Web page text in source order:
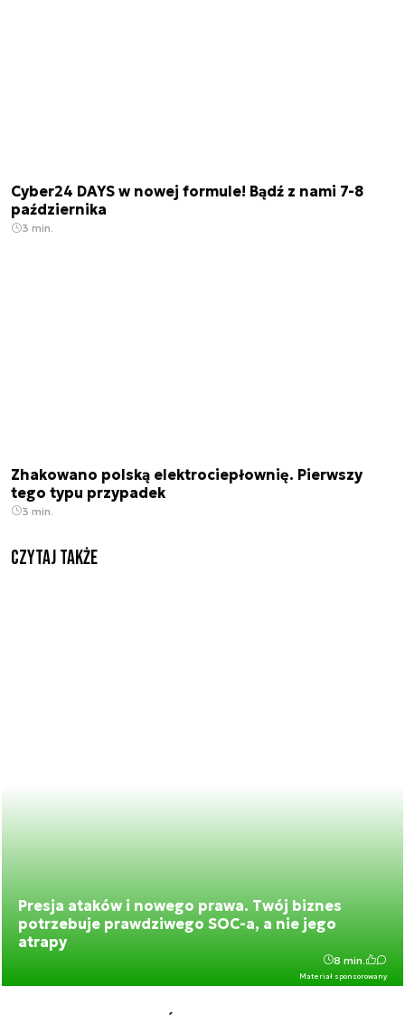
Cyber24 DAYS w nowej formule! Bądź z nami 7-8
października
3 min.
Zhakowano polską elektrociepłownię. Pierwszy
tego typu przypadek
3 min.
Czytaj także
Presja ataków i nowego prawa. Twój biznes
potrzebuje prawdziwego SOC-a, a nie jego
atrapy
Materiał sponsorowany
8 min.